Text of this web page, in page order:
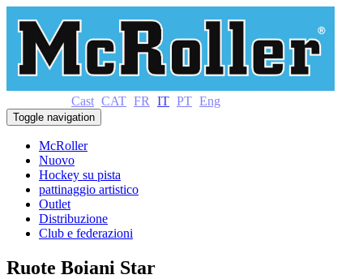
Cast CAT FR IT PT Eng
Toggle navigation
McRoller
Nuovo
Hockey su pista
pattinaggio artistico
Outlet
Distribuzione
Club e federazioni
Ruote Boiani Star